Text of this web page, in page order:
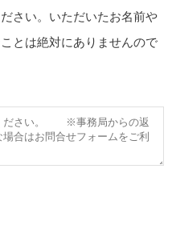
さい。いただいたお名前や
とは絶対にありませんので